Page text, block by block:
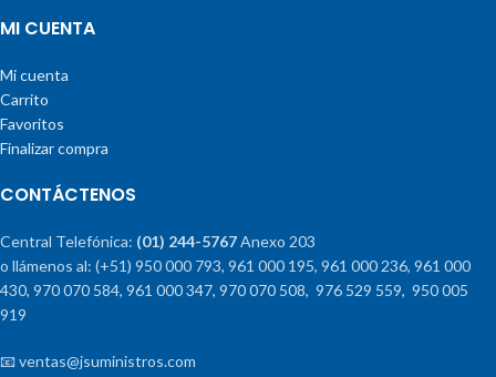
MI CUENTA
Mi cuenta
Carrito
Favoritos
Finalizar compra
CONTÁCTENOS
Central Telefónica: (01) 244-5767Anexo 203
o llámenos al: (+51) 950 000 793, 961 000 195, 961 000 236, 961 000
430, 970 070 584, 961 000 347, 970 070 508, 976 529 559, 950 005
919
📧 ventas@jsuministros.com